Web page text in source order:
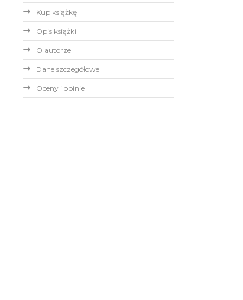
Kup książkę
Opis książki
O autorze
Dane szczegółowe
Oceny i opinie